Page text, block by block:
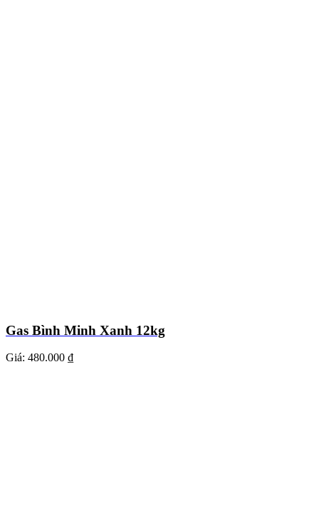
Gas Bình Minh Xanh 12kg
Giá: 480.000 ₫